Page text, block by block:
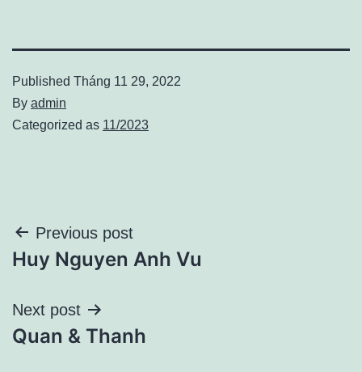
Published Tháng 11 29, 2022
By admin
Categorized as 11/2023
Điều
hướng
bài
viết
Previous post
Huy Nguyen Anh Vu
Next post
Quan & Thanh